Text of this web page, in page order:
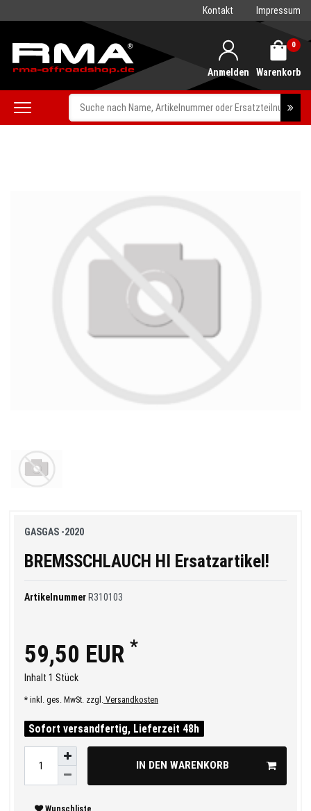
Kontakt Impressum
Anmelden
0
Warenkorb
GASGAS -2020
BREMSSCHLAUCH HI Ersatzartikel!
ArtikelnummerR310103
59,50 EUR *
Inhalt 1 Stück
* inkl. ges. MwSt. zzgl. Versandkosten
Sofort versandfertig, Lieferzeit 48h
IN DEN WARENKORB
Wunschliste